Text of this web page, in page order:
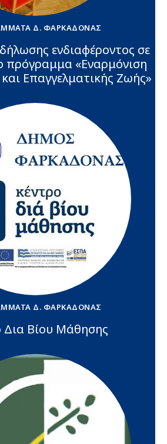
Δ. ΦΑΡΚΑΔΌΝΑΣ
ενδιαφέροντος σε
πρόγραμμα «Εναρμόνιση
και Επαγγελματικής Ζωής»
Δ. ΦΑΡΚΑΔΌΝΑΣ
Δια Βίου Μάθησης